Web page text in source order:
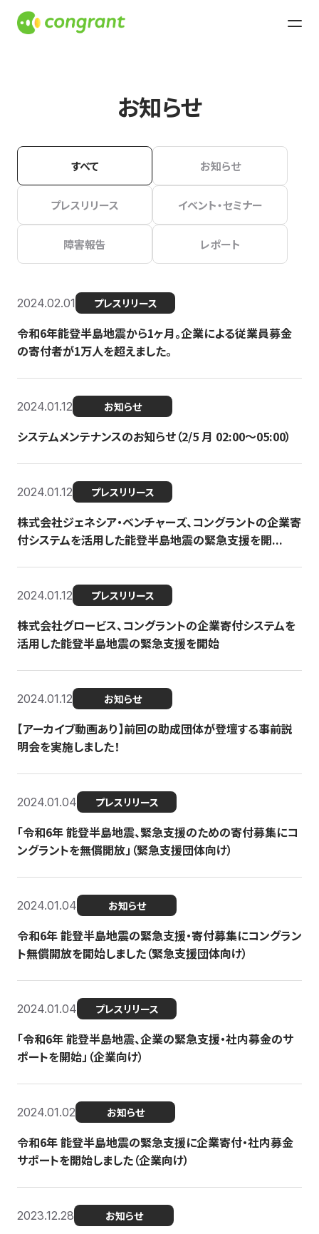
お知らせ
すべて お知らせ
プレスリリース イベント・セミナー
障害報告 レポート
2024.02.01 プレスリリース
令和6年能登半島地震から1ヶ月。企業による従業員募金
の寄付者が1万人を超えました。
2024.01.12 お知らせ
システムメンテナンスのお知らせ（2/5 月 02:00〜05:00）
2024.01.12 プレスリリース
株式会社ジェネシア・ベンチャーズ、コングラントの企業寄
付システムを活用した能登半島地震の緊急支援を開...
2024.01.12 プレスリリース
株式会社グロービス、コングラントの企業寄付システムを
活用した能登半島地震の緊急支援を開始
2024.01.12 お知らせ
【アーカイブ動画あり】前回の助成団体が登壇する事前説
明会を実施しました！
2024.01.04 プレスリリース
「令和6年 能登半島地震、緊急支援のための寄付募集にコ
ングラントを無償開放」（緊急支援団体向け）
2024.01.04 お知らせ
令和6年 能登半島地震の緊急支援・寄付募集にコングラン
ト無償開放を開始しました（緊急支援団体向け）
2024.01.04 プレスリリース
「令和6年 能登半島地震、企業の緊急支援・社内募金のサ
ポートを開始」（企業向け）
2024.01.02 お知らせ
令和6年 能登半島地震の緊急支援に企業寄付・社内募金
サポートを開始しました（企業向け）
2023.12.28 お知らせ